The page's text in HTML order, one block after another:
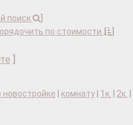
поиск
по стоимости
новостройке комнату 1к. 2к.